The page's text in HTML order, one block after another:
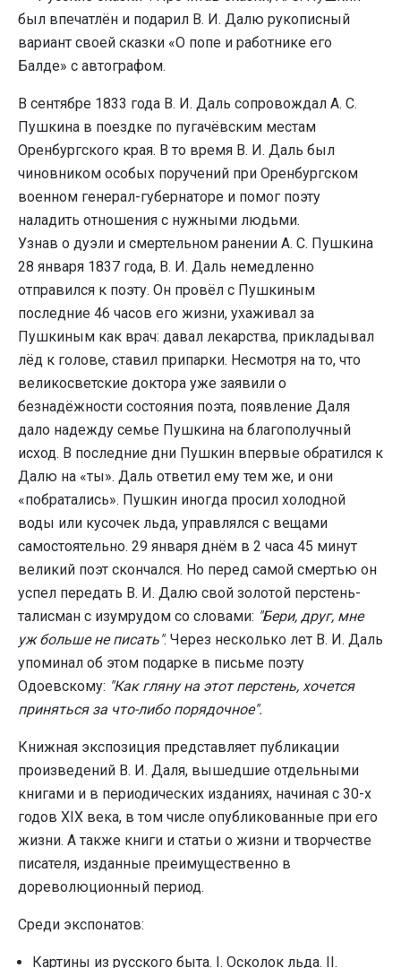
был впечатлён и подарил В. И. Далю рукописный
вариант своей сказки «О попе и работнике его
Балде» с автографом.
В сентябре 1833 года В. И. Даль сопровождал А. С.
Пушкина в поездке по пугачёвским местам
Оренбургского края. В то время В. И. Даль был
чиновником особых поручений при Оренбургском
военном генерал-губернаторе и помог поэту
наладить отношения с нужными людьми.
Узнав о дуэли и смертельном ранении А. С. Пушкина
28 января 1837 года, В. И. Даль немедленно
отправился к поэту. Он провёл с Пушкиным
последние 46 часов его жизни, ухаживал за
Пушкиным как врач: давал лекарства, прикладывал
лёд к голове, ставил припарки. Несмотря на то, что
великосветские доктора уже заявили о
безнадёжности состояния поэта, появление Даля
дало надежду семье Пушкина на благополучный
исход. В последние дни Пушкин впервые обратился к
Далю на «ты». Даль ответил ему тем же, и они
«побратались». Пушкин иногда просил холодной
воды или кусочек льда, управлялся с вещами
самостоятельно. 29 января днём в 2 часа 45 минут
великий поэт скончался. Но перед самой смертью он
успел передать В. И. Далю свой золотой перстень-
талисман с изумрудом со словами: "Бери, друг, мне
уж больше не писать". Через несколько лет В. И. Даль
упоминал об этом подарке в письме поэту
Одоевскому: "Как гляну на этот перстень, хочется
приняться за что-либо порядочное".
Книжная экспозиция представляет публикации
произведений В. И. Даля, вышедшие отдельными
книгами и в периодических изданиях, начиная с 30-х
годов XIX века, в том числе опубликованные при его
жизни. А также книги и статьи о жизни и творчестве
писателя, изданные преимущественно в
дореволюционный период.
Среди экспонатов:
Картины из русского быта. I. Осколок льда. II.